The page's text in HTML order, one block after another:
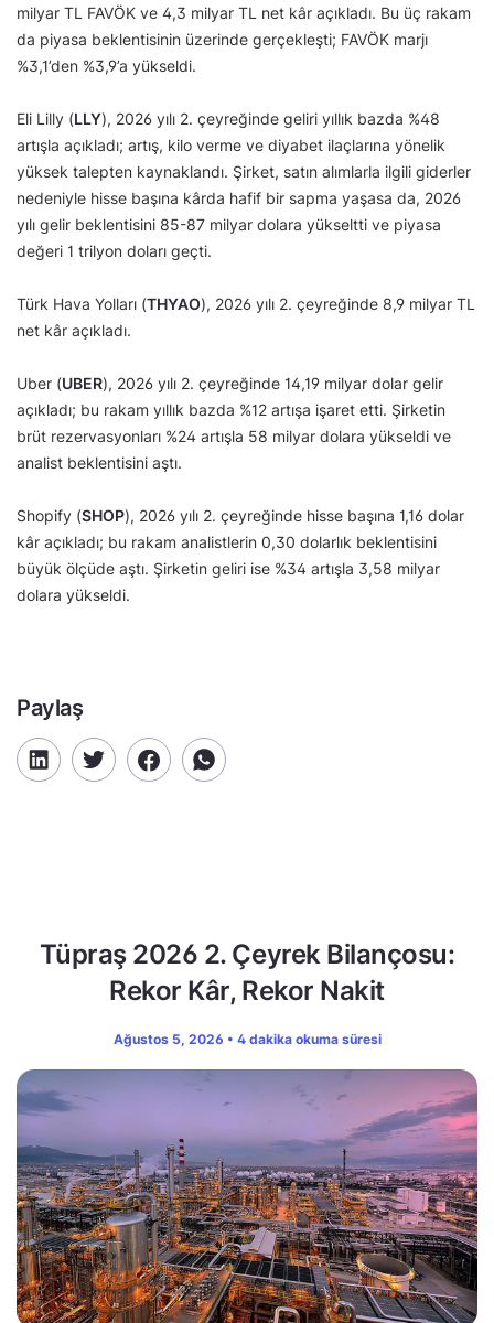
milyar TL FAVÖK ve 4,3 milyar TL net kâr açıkladı. Bu üç rakam
da piyasa beklentisinin üzerinde gerçekleşti; FAVÖK marjı
%3,1’den %3,9’a yükseldi.
Eli Lilly (LLY), 2026 yılı 2. çeyreğinde geliri yıllık bazda %48
artışla açıkladı; artış, kilo verme ve diyabet ilaçlarına yönelik
yüksek talepten kaynaklandı. Şirket, satın alımlarla ilgili giderler
nedeniyle hisse başına kârda hafif bir sapma yaşasa da, 2026
yılı gelir beklentisini 85-87 milyar dolara yükseltti ve piyasa
değeri 1 trilyon doları geçti.
Türk Hava Yolları (THYAO), 2026 yılı 2. çeyreğinde 8,9 milyar TL
net kâr açıkladı.
Uber (UBER), 2026 yılı 2. çeyreğinde 14,19 milyar dolar gelir
açıkladı; bu rakam yıllık bazda %12 artışa işaret etti. Şirketin
brüt rezervasyonları %24 artışla 58 milyar dolara yükseldi ve
analist beklentisini aştı.
Shopify (SHOP), 2026 yılı 2. çeyreğinde hisse başına 1,16 dolar
kâr açıkladı; bu rakam analistlerin 0,30 dolarlık beklentisini
büyük ölçüde aştı. Şirketin geliri ise %34 artışla 3,58 milyar
dolara yükseldi.
Paylaş
Tüpraş 2026 2. Çeyrek Bilançosu:
Rekor Kâr, Rekor Nakit
Ağustos 5, 2026 • 4 dakika okuma süresi